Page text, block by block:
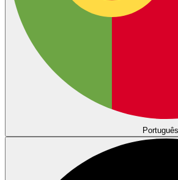
Português